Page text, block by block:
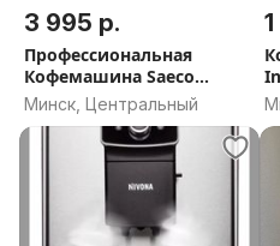
3 995 р.
Профессиональная
Кофемашина Saeco
Phedra Evo Espresso
Италия
Минск, Центральный